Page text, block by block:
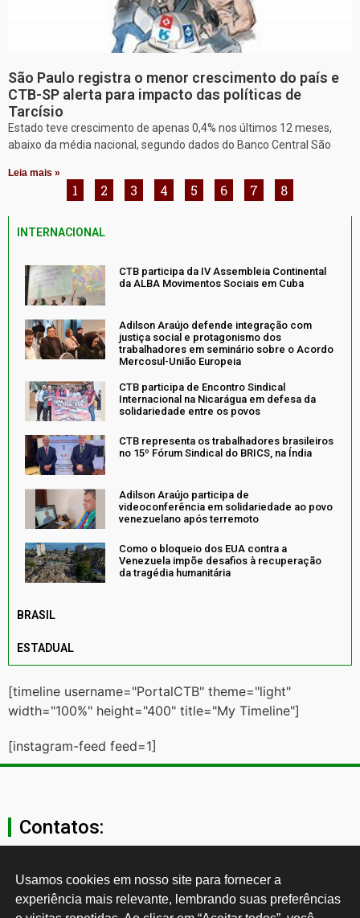
São Paulo registra o menor crescimento do país e
CTB-SP alerta para impacto das políticas de
Tarcísio
Estado teve crescimento de apenas 0,4% nos últimos 12 meses,
abaixo da média nacional, segundo dados do Banco Central São
Leia mais »
1 2 3 4 5 6 7 8
INTERNACIONAL
CTB participa da IV Assembleia Continental
da ALBA Movimentos Sociais em Cuba
Adilson Araújo defende integração com
justiça social e protagonismo dos
trabalhadores em seminário sobre o Acordo
Mercosul-União Europeia
CTB participa de Encontro Sindical
Internacional na Nicarágua em defesa da
solidariedade entre os povos
CTB representa os trabalhadores brasileiros
no 15º Fórum Sindical do BRICS, na Índia
Adilson Araújo participa de
videoconferência em solidariedade ao povo
venezuelano após terremoto
Como o bloqueio dos EUA contra a
Venezuela impõe desafios à recuperação
da tragédia humanitária
BRASIL
ESTADUAL
[timeline username="PortalCTB" theme="light"
width="100%" height="400" title="My Timeline"]
[instagram-feed feed=1]
Contatos:
secgeral@ctb.org.br
11 3874-0040
Usamos cookies em nosso site para fornecer a
experiência mais relevante, lembrando suas preferências